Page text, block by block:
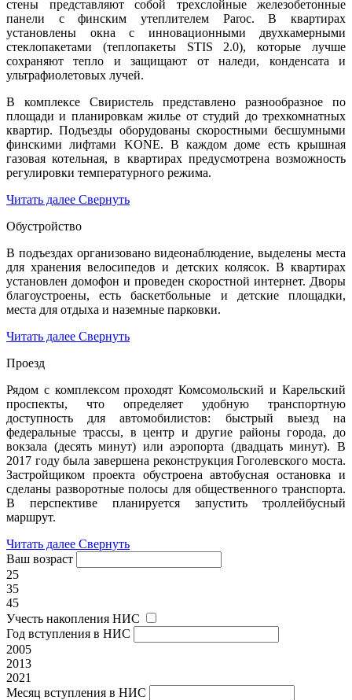
стены представляют собой трехслойные железобетонные
панели с финским утеплителем Paroc. В квартирах
установлены окна с инновационными двухкамерными
стеклопакетами (теплопакеты STIS 2.0), которые лучше
сохраняют тепло и защищают от наледи, конденсата и
ультрафиолетовых лучей.
В комплексе Свиристель представлено разнообразное по
площади и планировкам жилье от студий до трехкомнатных
квартир. Подъезды оборудованы скоростными бесшумными
финскими лифтами KONE. В каждом доме есть крышная
газовая котельная, в квартирах предусмотрена возможность
регулировки температурного режима.
Читать далее Свернуть
Обустройство
В подъездах организовано видеонаблюдение, выделены места
для хранения велосипедов и детских колясок. В квартирах
установлен домофон и проведен скоростной интернет. Дворы
благоустроены, есть баскетбольные и детские площадки,
места для отдыха и наземные парковки.
Читать далее Свернуть
Проезд
Рядом с комплексом проходят Комсомольский и Карельский
проспекты, что определяет удобную транспортную
доступность для автомобилистов: быстрый выезд на
федеральные трассы, в центр и другие районы города, до
вокзала (десять минут) или аэропорта (двадцать минут). В
2017 году была завершена реконструкция Гоголевского моста.
Застройщиком проекта обустроена автобусная остановка и
сделаны разворотные полосы для общественного транспорта.
В перспективе планируется запустить троллейбусный
маршрут.
Читать далее Свернуть
Ваш возраст
25
35
45
Учесть накопления НИС
Год вступления в НИС
2005
2013
2021
Месяц вступления в НИС